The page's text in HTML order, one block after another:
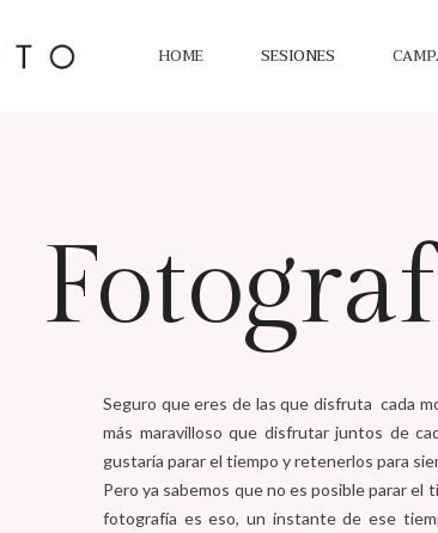
HOME SESIONES
Seguro que eres de las que disfruta cada
más maravilloso que disfrutar juntos de
gustaría parar el tiempo y retenerlos para
Pero ya sabemos que no es posible parar
fotografía es eso, un instante de ese